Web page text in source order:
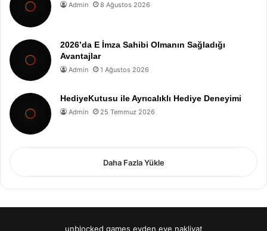
Admin 8 Ağustos 2026
2026’da E İmza Sahibi Olmanın Sağladığı
Avantajlar
Admin 1 Ağustos 2026
HediyeKutusu ile Ayrıcalıklı Hediye Deneyimi
Admin 25 Temmuz 2026
Daha Fazla Yükle
unblocked games evden eve nakliyat